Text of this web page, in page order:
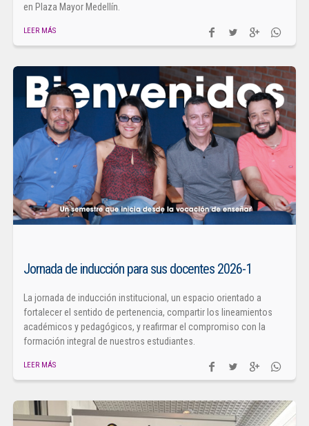
en Plaza Mayor Medellín.
LEER MÁS
Jornada de inducción para sus docentes 2026-1
La jornada de inducción institucional, un espacio orientado a
fortalecer el sentido de pertenencia, compartir los lineamientos
académicos y pedagógicos, y reafirmar el compromiso con la
formación integral de nuestros estudiantes.
LEER MÁS